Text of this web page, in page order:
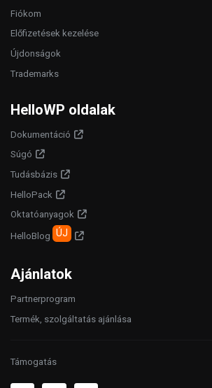
Fiókom
Előfizetések kezelése
Újdonságok
Trademarks
HelloWP oldalak
Dokumentáció
Súgó
Tudásbázis
HelloPack
Oktatóanyagok
HelloBlog ÚJ
Ajánlatok
Partnerprogram
Termék, szolgáltatás ajánlása
Támogatás